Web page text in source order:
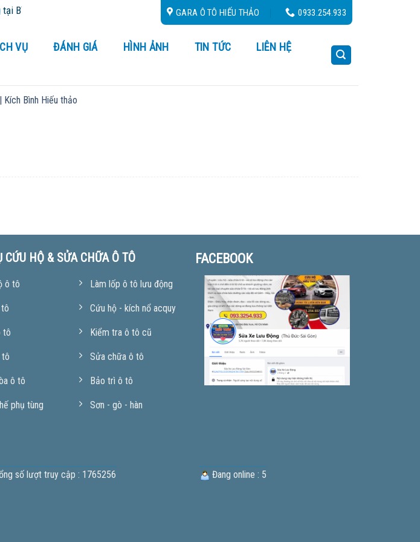
Bình Dương và tỉnh thành lân cận - Cứu Hộ 24/24GARA Ô TÔ HIẾU THẢO 0933.254.933
VỤ ĐÁNH GIÁ HÌNH ẢNH TIN TỨC
LIÊN HỆ
Bình Hiếu thảo
CỨU HỘ & SỬA CHỮA Ô TÔ
ô tô
tô
ô tô
phụ tùng
Làm lốp ô tô lưu động
Cứu hộ - kích nổ acquy
Kiểm tra ô tô cũ
Sửa chữa ô tô
Bảo trì ô tô
Sơn - gò - hàn
FACEBOOK
số lượt truy cập : 1765256 Đang online : 5